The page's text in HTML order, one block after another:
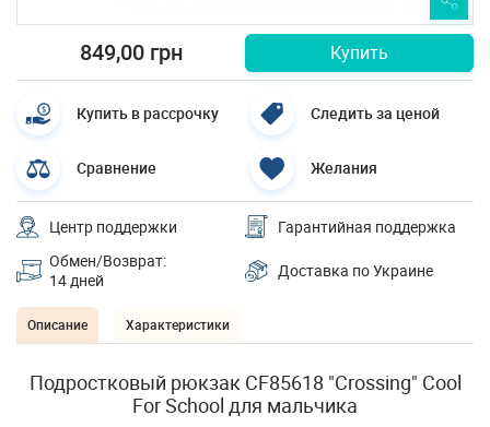
849,00 грн Купить
Купить в рассрочку Следить за ценой
Сравнение Желания
Центр поддержки
Гарантийная поддержка
Обмен/Возврат:
14 дней
Доставка по Украине
Описание Характеристики
Подростковый рюкзак CF85618 "Crossing" Cool
For School для мальчика